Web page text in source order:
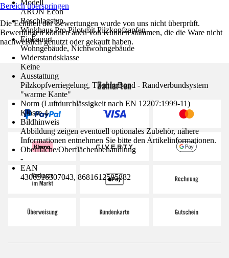
Modell
ARON Econ
Beschlagstyp
Winkhaus Pro Pilot mit Pilzkopfzapfen
Einbauort
Wohngebäude, Nichtwohngebäude
Widerstandsklasse
Keine
Ausstattung
Pilzkopfverriegelung, ThermoBond - Randverbundsystem
"warme Kante"
Norm (Luftdurchlässigkeit nach EN 12207:1999-11)
Klasse 4
Bildhinweis
Abbildung zeigen eventuell optionales Zubehör, nähere
Informationen entnehmen Sie bitte den Artikelinformationen.
Oberfläche/Oberflächenbehandlung
-
EAN
4306516307043, 8681612585882
Bereich überspringen
Die Echtheit der Bewertungen wurde von uns nicht überprüft.
Bewertungen können auch von Kunden stammen, die die Ware nicht
nachweislich genutzt oder gekauft haben.
Zahlarten